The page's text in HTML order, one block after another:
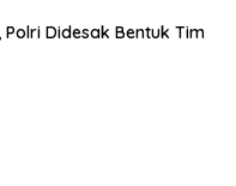
Polri Didesak Bentuk Tim